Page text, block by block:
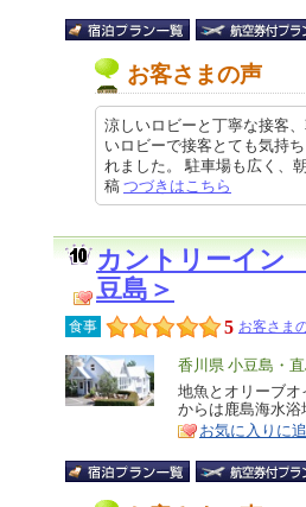
お客さまの声
涼しいロビーと丁寧な接客
いロビーで接客とても気持
れました。 駐車場も広く、
稿 つづきはこちら
カントリーイ
豆島＞
食事 5 お客さま
エ
リ
ア
香川県 小豆島・
特
徴
地魚とオリーブ
からは鹿島海水
お気に入りに